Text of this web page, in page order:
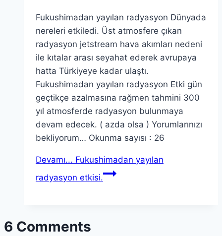
Fukushimadan yayılan radyasyon Dünyada
nereleri etkiledi. Üst atmosfere çıkan
radyasyon jetstream hava akımları nedeni
ile kıtalar arası seyahat ederek avrupaya
hatta Türkiyeye kadar ulaştı.
Fukushimadan yayılan radyasyon Etki gün
geçtikçe azalmasına rağmen tahmini 300
yıl atmosferde radyasyon bulunmaya
devam edecek. ( azda olsa ) Yorumlarınızı
bekliyorum… Okunma sayısı : 26
Devamı... Fukushimadan yayılan
radyasyon etkisi.
6 Comments